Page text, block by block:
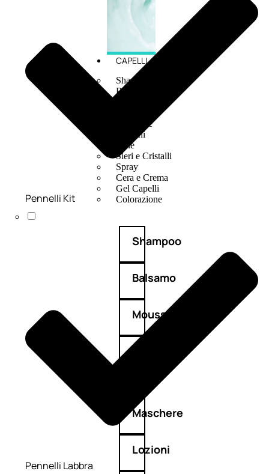
CAPELLI
Shampoo
Balsamo
Maschere
Lozioni
Fiale
Sieri e Cristalli
Spray
Cera e Crema
Gel Capelli
Colorazione
Shampoo
Balsamo
Mousse
Maschere
Lozioni
Pennelli Kit
Pennelli Labbra